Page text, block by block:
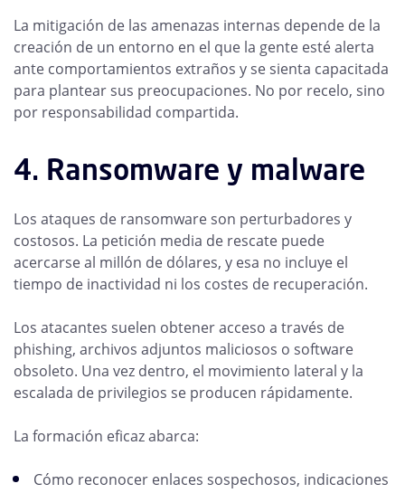
La mitigación de las amenazas internas depende de la
creación de un entorno en el que la gente esté alerta
ante comportamientos extraños y se sienta capacitada
para plantear sus preocupaciones. No por recelo, sino
por responsabilidad compartida.
4. Ransomware y malware
Los ataques de ransomware son perturbadores y
costosos. La petición media de rescate puede
acercarse al millón de dólares, y esa no incluye el
tiempo de inactividad ni los costes de recuperación.
Los atacantes suelen obtener acceso a través de
phishing, archivos adjuntos maliciosos o software
obsoleto. Una vez dentro, el movimiento lateral y la
escalada de privilegios se producen rápidamente.
La formación eficaz abarca:
Cómo reconocer enlaces sospechosos, indicaciones